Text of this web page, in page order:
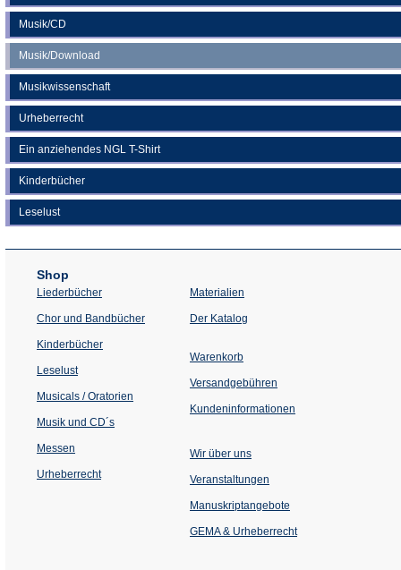
Musik/CD
Musik/Download
Musikwissenschaft
Urheberrecht
Ein anziehendes NGL T-Shirt
Kinderbücher
Leselust
Shop
Liederbücher
Chor und Bandbücher
Kinderbücher
Leselust
Musicals / Oratorien
Musik und CD´s
Messen
Urheberrecht
Materialien
Der Katalog
Warenkorb
Versandgebühren
Kundeninformationen
Wir über uns
Veranstaltungen
einem
Tab)
Manuskriptangebote
GEMA & Urheberrecht